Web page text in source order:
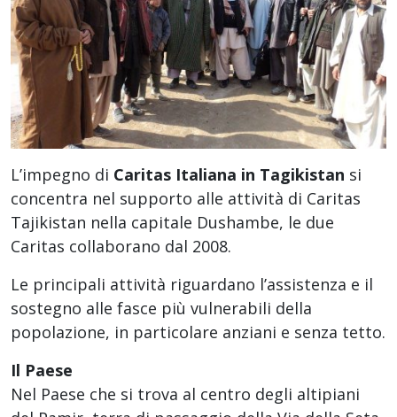
L’impegno di Caritas Italiana in Tagikistan si
concentra nel supporto alle attività di Caritas
Tajikistan nella capitale Dushambe, le due
Caritas collaborano dal 2008.
Le principali attività riguardano l’assistenza e il
sostegno alle fasce più vulnerabili della
popolazione, in particolare anziani e senza tetto.
Il Paese
Nel Paese che si trova al centro degli altipiani